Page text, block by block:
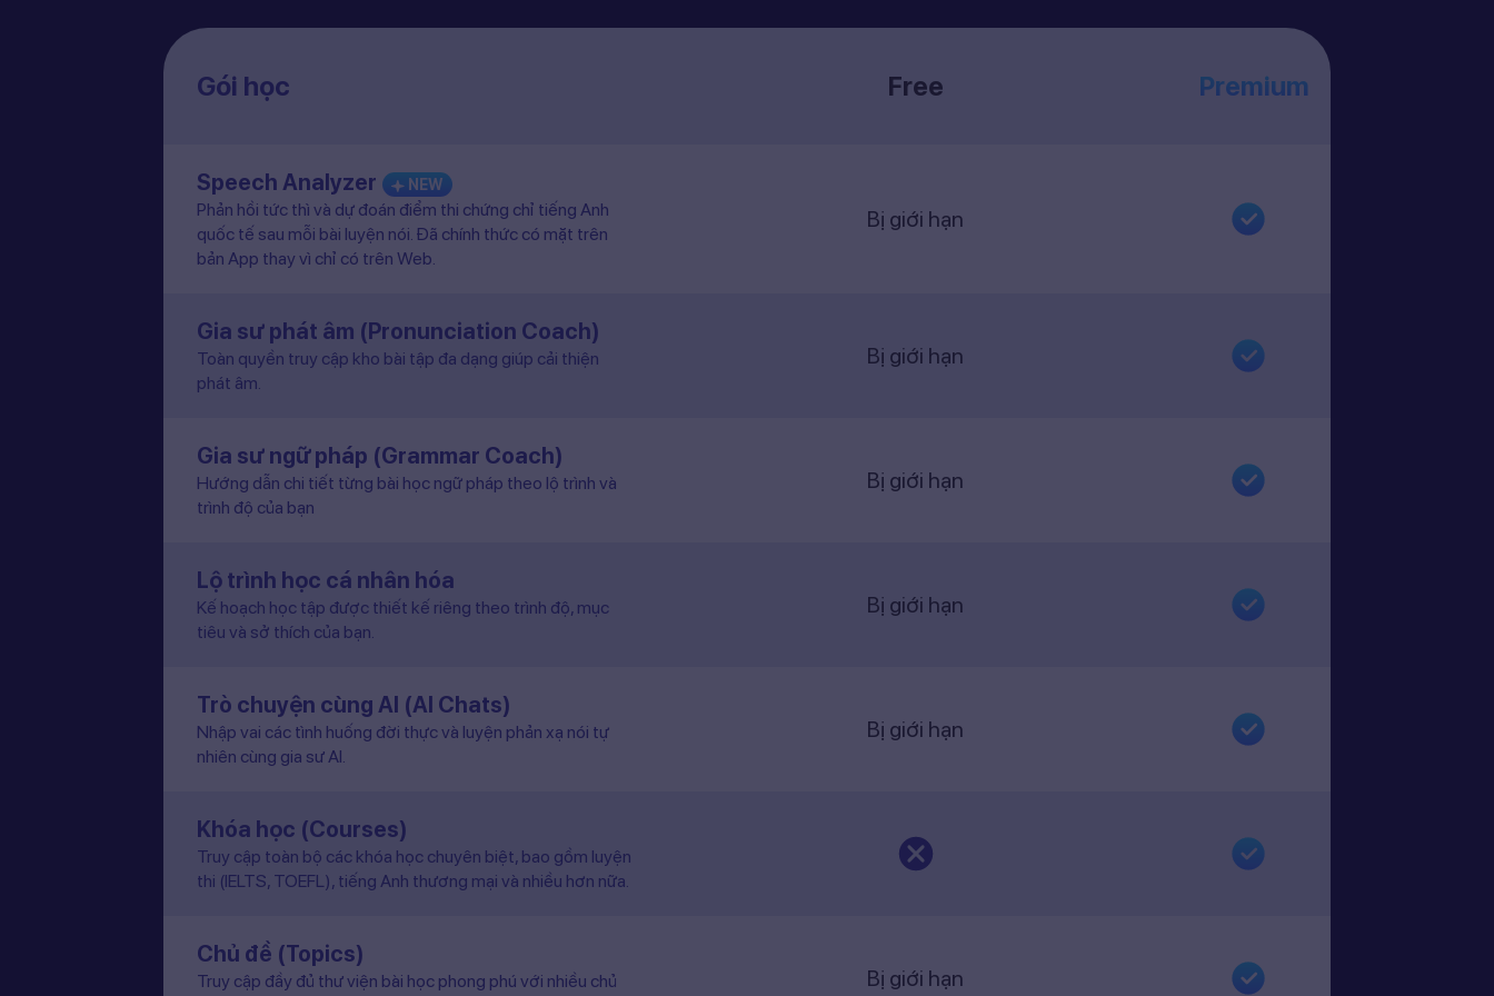
Gói học Free Premium
Speech Analyzer NEW
Phản hồi tức thì và dự đoán điểm thi chứng chỉ tiếng Anh
quốc tế sau mỗi bài luyện nói. Đã chính thức có mặt trên
bản App thay vì chỉ có trên Web.
Bị giới hạn
Gia sư phát âm (Pronunciation Coach)
Toàn quyền truy cập kho bài tập đa dạng giúp cải thiện
phát âm.
Bị giới hạn
Gia sư ngữ pháp (Grammar Coach)
Hướng dẫn chi tiết từng bài học ngữ pháp theo lộ trình và
trình độ của bạn
Bị giới hạn
Lộ trình học cá nhân hóa
Kế hoạch học tập được thiết kế riêng theo trình độ, mục
tiêu và sở thích của bạn.
Bị giới hạn
Trò chuyện cùng AI (AI Chats)
Nhập vai các tình huống đời thực và luyện phản xạ nói tự
nhiên cùng gia sư AI.
Bị giới hạn
Khóa học (Courses)
Truy cập toàn bộ các khóa học chuyên biệt, bao gồm luyện
thi (IELTS, TOEFL), tiếng Anh thương mại và nhiều hơn nữa.
Chủ đề (Topics)
Truy cập đầy đủ thư viện bài học phong phú với nhiều chủ
Bị giới hạn